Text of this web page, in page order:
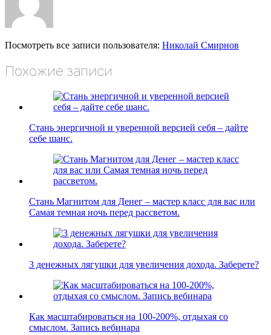
Посмотреть все записи пользователя: Николай Смирнов
Похожие записи
Стань энергичной и уверенной версией себя – дайте
себе шанс.
Стань Магнитом для Денег – мастер класс для вас или
Самая темная ночь перед рассветом.
3 денежных лягушки для увеличения дохода. Заберете?
Как масштабироваться на 100-200%, отдыхая со
смыслом. Запись вебинара